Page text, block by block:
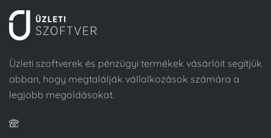
Üzleti szoftverek és pénzügyi termékek vásárlóit segítjük
abban, hogy megtalálják vállalkozások számára a
legjobb megoldásokat.